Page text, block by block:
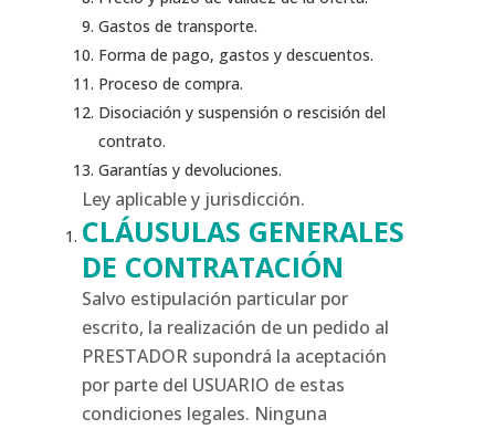
Gastos de transporte.
Forma de pago, gastos y descuentos.
Proceso de compra.
Disociación y suspensión o rescisión del
contrato.
Garantías y devoluciones.
Ley aplicable y jurisdicción.
CLÁUSULAS GENERALES
DE CONTRATACIÓN
Salvo estipulación particular por
escrito, la realización de un pedido al
PRESTADOR supondrá la aceptación
por parte del USUARIO de estas
condiciones legales. Ninguna